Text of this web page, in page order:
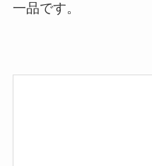
一品です。